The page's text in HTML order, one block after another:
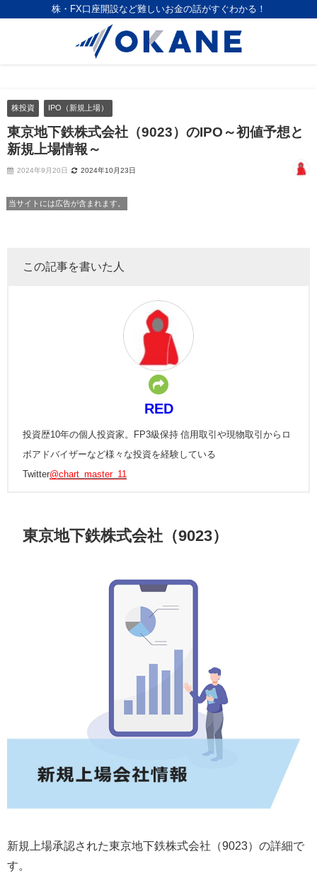
株・FX口座開設など難しいお金の話がすぐわかる！
株投資 IPO（新規上場）
東京地下鉄株式会社（9023）のIPO～初値予想と
新規上場情報～
2024年9月20日 2024年10月23日
当サイトには広告が含まれます。
この記事を書いた人
RED
投資歴10年の個人投資家。FP3級保持 信用取引や現物取引からロ
ボアドバイザーなど様々な投資を経験している
Twitter@chart_master_11
東京地下鉄株式会社（9023）
新規上場承認された東京地下鉄株式会社（9023）の詳細で
す。